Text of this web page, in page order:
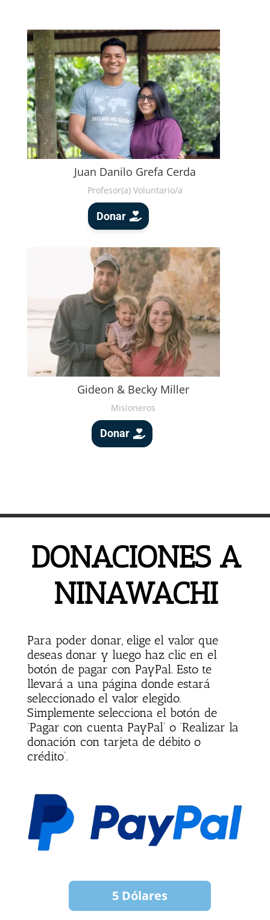
Juan Danilo Grefa Cerda
Profesor(a) Voluntario/a
Donar
Gideon & Becky Miller
Misioneros
Donar
DONACIONES A
NINAWACHI
Para poder donar, elige el valor que
deseas donar y luego haz clic en el
botón de pagar con PayPal. Esto te
llevará a una página donde estará
seleccionado el valor elegido.
Simplemente selecciona el botón de
‘Pagar con cuenta PayPal’ o ‘Realizar la
donación con tarjeta de débito o
crédito’.
5 Dólares